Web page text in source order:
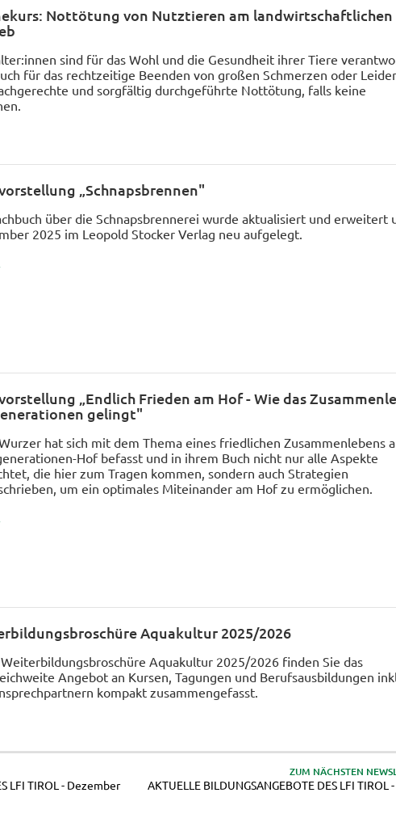
Nottötung von Nutztieren am landwirtschaftlichen
sind für das Wohl und die Gesundheit ihrer Tiere
für das rechtzeitige Beenden von großen Schmerzen oder
und sorgfältig durchgeführte Nottötung, falls keine
„Schnapsbrennen"
über die Schnapsbrennerei wurde aktualisiert und erweitert
2025 im Leopold Stocker Verlag neu aufgelegt.
„Endlich Frieden am Hof - Wie das
gelingt"
hat sich mit dem Thema eines friedlichen Zusammenlebens
Hof befasst und in ihrem Buch nicht nur alle Aspekte
die hier zum Tragen kommen, sondern auch Strategien
um ein optimales Miteinander am Hof zu ermöglichen.
Aquakultur 2025/2026
Aquakultur 2025/2026 finden Sie das
Angebot an Kursen, Tagungen und Berufsausbildungen
kompakt zusammengefasst.
LFI TIROL - Dezember
ZUM NÄCHSTEN
AKTUELLE BILDUNGSANGEBOTE DES LFI TIROL